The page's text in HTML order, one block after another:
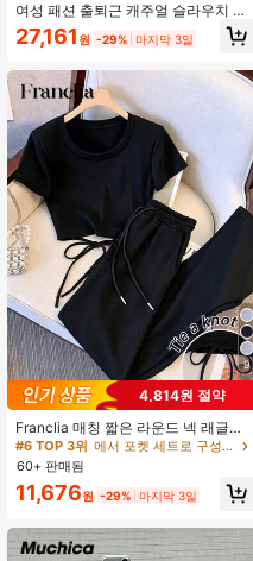
4.81 1.9K 팔로워
4.81 1.9K 팔로워
여성 패션 출퇴근 캐주얼 슬라우치 루
즈핏 긴팔 스몰 스탠드 칼라 탑 & 와이
드 레그 팬츠 2피스 세트, 솔리드 컬러
27,161 원 -29% 마지막 3일
9
4,814원 절약
Franclia 매칭 짧은 라운드 넥 래글런
소매 상의 + 사선 포켓 스트레이트 레
그 팬츠
#6 TOP 3위
에서 포켓 세트로 구성된 투피스 세트
60+ 판매됨
11,676원 -29% 마지막 3일